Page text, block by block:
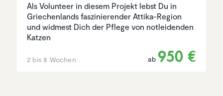
Als Volunteer in diesem Projekt lebst Du in
Griechenlands faszinierender Attika-Region
und widmest Dich der Pflege von notleidenden
Katzen
2 bis 8 Wochen ab 950 €